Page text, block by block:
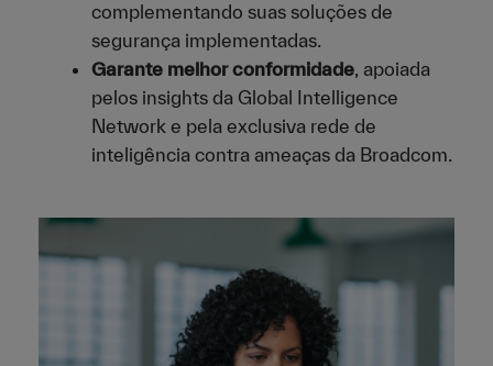
complementando suas soluções de
segurança implementadas.
Garante melhor conformidade, apoiada
pelos insights da Global Intelligence
Network e pela exclusiva rede de
inteligência contra ameaças da Broadcom.